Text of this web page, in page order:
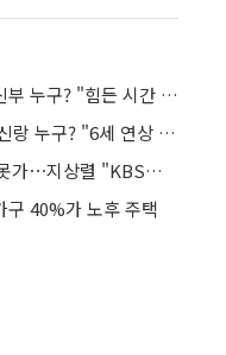
일라이, 이혼 6년만에 재혼⋯예비 신부 누구? "힘든 시간 지켜준 사람"
서인영, 이혼 3년 만에 재혼⋯예비 신랑 누구? "6세 연상 사업가"
'살림남' 은지원, 재혼 후 신혼여행 못가⋯지상렬 "KBS서 방송 정지 내려야"
구 40%가 노후 주택